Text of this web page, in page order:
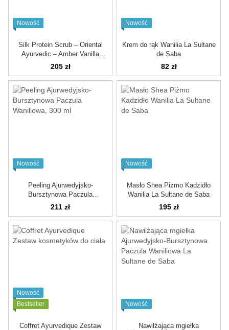
Nowość
Silk Protein Scrub – Oriental
Ayurvedic – Amber Vanilla
Patchouli | Jedwabny peeling do
205 zł
Nowość
Krem do rąk Wanilia La Sultane
de Saba
82 zł
Nowość
Peeling Ajurwedyjsko-
Bursztynowa Paczula
Waniliowa
211 zł
Nowość
Masło Shea Piżmo Kadzidło
Wanilia La Sultane de Saba
195 zł
Nowość
Bestseller
Coffret Ayurvedique Zestaw
Nowość
Nawilżająca mgiełka